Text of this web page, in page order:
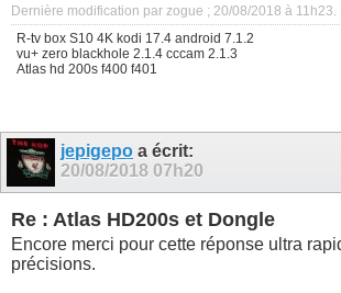
Dernière modification par zogue ; 20/08/2018 à 11h23.
R-tv box S10 4K kodi 17.4 android 7.1.2
vu+ zero blackhole 2.1.4 cccam 2.1.3
Atlas hd 200s f400 f401
jepigepo a écrit:
20/08/2018 07h20
Re : Atlas HD200s et Dongle
Encore merci pour cette réponse ultra
précisions.